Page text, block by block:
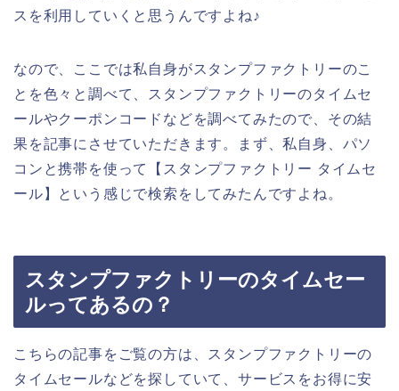
スを利用していくと思うんですよね♪
なので、ここでは私自身がスタンプファクトリーのこ
とを色々と調べて、スタンプファクトリーのタイムセ
ールやクーポンコードなどを調べてみたので、その結
果を記事にさせていただきます。まず、私自身、パソ
コンと携帯を使って【スタンプファクトリー タイムセ
ール】という感じで検索をしてみたんですよね。
スタンプファクトリーのタイムセー
ルってあるの？
こちらの記事をご覧の方は、スタンプファクトリーの
タイムセールなどを探していて、サービスをお得に安